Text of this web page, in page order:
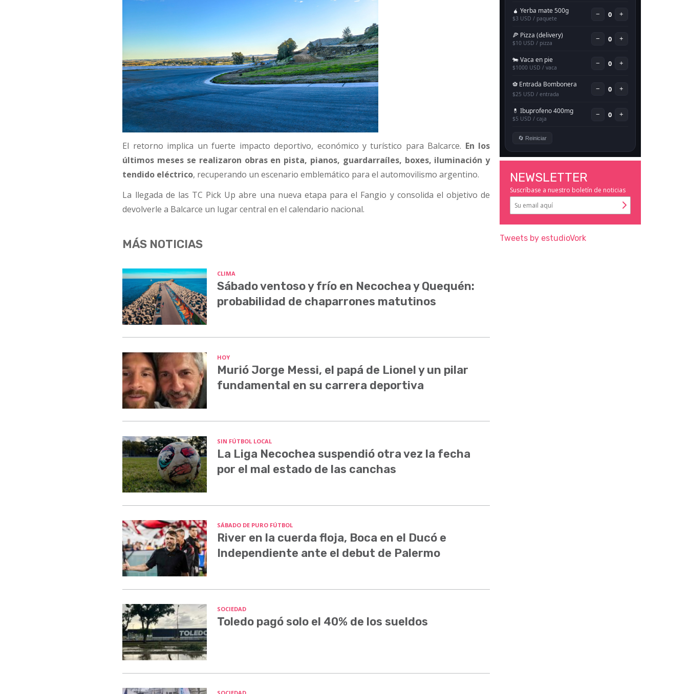
El retorno implica un fuerte impacto deportivo, económico y turístico para Balcarce. En los
últimos meses se realizaron obras en pista, pianos, guardarraíles, boxes, iluminación y
tendido eléctrico, recuperando un escenario emblemático para el automovilismo argentino.
La llegada de las TC Pick Up abre una nueva etapa para el Fangio y consolida el objetivo de
devolverle a Balcarce un lugar central en el calendario nacional.
MÁS NOTICIAS
CLIMA
Sábado ventoso y frío en Necochea y Quequén:
probabilidad de chaparrones matutinos
HOY
Murió Jorge Messi, el papá de Lionel y un pilar
fundamental en su carrera deportiva
SIN FÚTBOL LOCAL
La Liga Necochea suspendió otra vez la fecha
por el mal estado de las canchas
SÁBADO DE PURO FÚTBOL
River en la cuerda floja, Boca en el Ducó e
Independiente ante el debut de Palermo
SOCIEDAD
Toledo pagó solo el 40% de los sueldos
NEWSLETTER
Suscríbase a nuestro boletín de noticias
Tweets by estudioVork